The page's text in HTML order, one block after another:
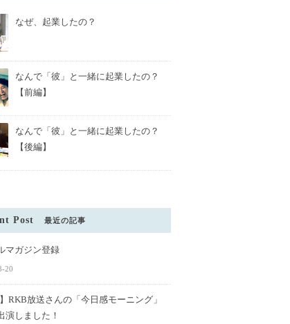
なぜ、起業したの？
なんで「彼」と一緒に起業したの？
【前編】
なんで「彼」と一緒に起業したの？
【後編】
Post 最近の記事
マガジン登録
20
】RKB放送さんの「今日感モーニング」
演しました！